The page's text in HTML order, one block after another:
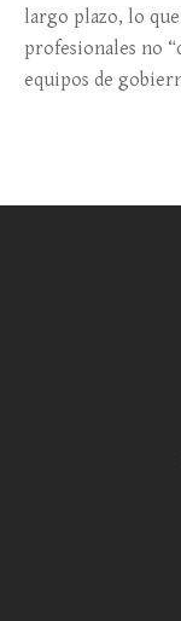
largo plazo, lo
profesionales no
equipos de